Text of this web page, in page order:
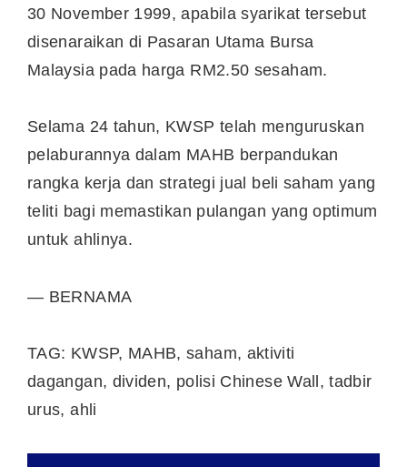
30 November 1999, apabila syarikat tersebut
disenaraikan di Pasaran Utama Bursa
Malaysia pada harga RM2.50 sesaham.
Selama 24 tahun, KWSP telah menguruskan
pelaburannya dalam MAHB berpandukan
rangka kerja dan strategi jual beli saham yang
teliti bagi memastikan pulangan yang optimum
untuk ahlinya.
— BERNAMA
TAG: KWSP, MAHB, saham, aktiviti
dagangan, dividen, polisi Chinese Wall, tadbir
urus, ahli